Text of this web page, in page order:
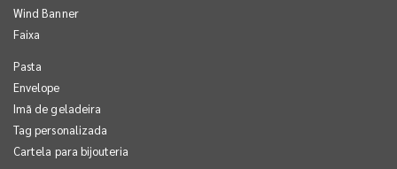
Wind Banner
Faixa
Pasta
Envelope
Imã de geladeira
Tag personalizada
Cartela para bijouteria